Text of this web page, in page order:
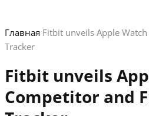
Главная Fitbit unveils Apple
Tracker
Fitbit unveils
Competitor and